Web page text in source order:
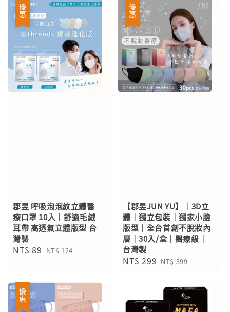
優惠
郡昱 呼吸泡泡紋立體醫
療口罩 10入｜舒適毛絨
耳帶 高透氣立體版型 台
灣製
Sale
NT$ 89 Regular
NT$ 124
優惠
【郡昱JUN YU】｜3D立
體｜獨立包裝｜獨家小臉
版型｜全台首創不脫妝內
層｜30入/盒｜醫療級｜
台灣製
Sale
NT$ 299 Regular
NT$ 399
優惠